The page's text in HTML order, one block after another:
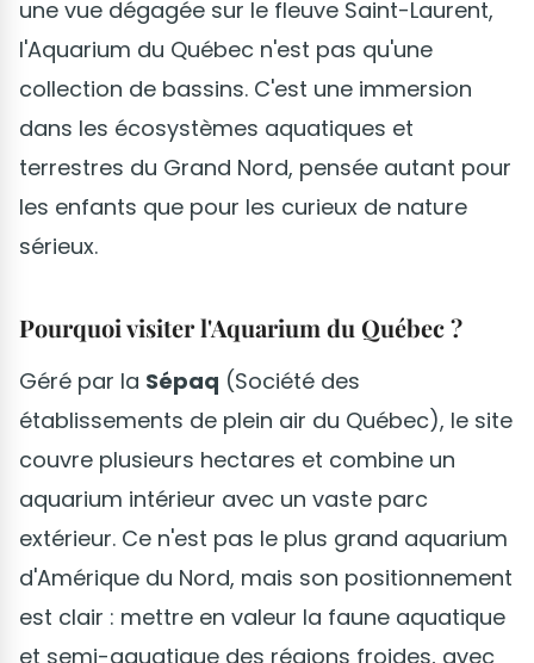
une vue dégagée sur le fleuve Saint-Laurent,
l'Aquarium du Québec n'est pas qu'une
collection de bassins. C'est une immersion
dans les écosystèmes aquatiques et
terrestres du Grand Nord, pensée autant pour
les enfants que pour les curieux de nature
sérieux.
Pourquoi visiter l'Aquarium du Québec ?
Géré par la Sépaq (Société des
établissements de plein air du Québec), le site
couvre plusieurs hectares et combine un
aquarium intérieur avec un vaste parc
extérieur. Ce n'est pas le plus grand aquarium
d'Amérique du Nord, mais son positionnement
est clair : mettre en valeur la faune aquatique
et semi-aquatique des régions froides, avec